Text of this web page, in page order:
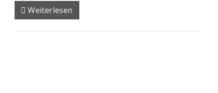
Weiterlesen